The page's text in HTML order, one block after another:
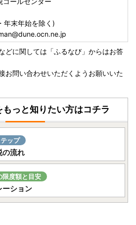
末年始を除く)
どに関しては「ふるなび」からはお答
お問い合わせいただくようお願いいた
っと知りたい方はコチラ
ップ
の流れ
限度額と目安
ーション